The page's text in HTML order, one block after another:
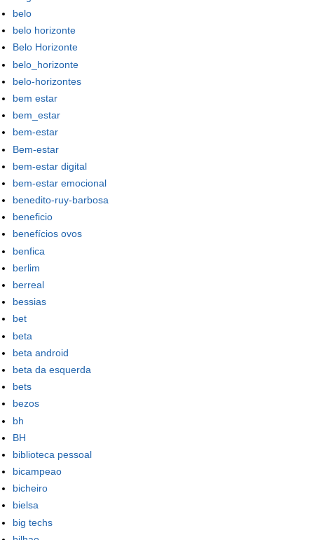
belo
belo horizonte
Belo Horizonte
belo_horizonte
belo-horizontes
bem estar
bem_estar
bem-estar
Bem-estar
bem-estar digital
bem-estar emocional
benedito-ruy-barbosa
beneficio
benefícios ovos
benfica
berlim
berreal
bessias
bet
beta
beta android
beta da esquerda
bets
bezos
bh
BH
biblioteca pessoal
bicampeao
bicheiro
bielsa
big techs